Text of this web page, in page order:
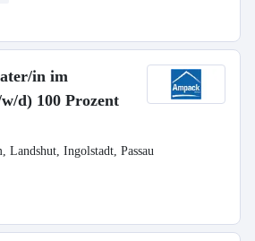
in im
d) 100 Prozent
Landshut, Ingolstadt, Passau